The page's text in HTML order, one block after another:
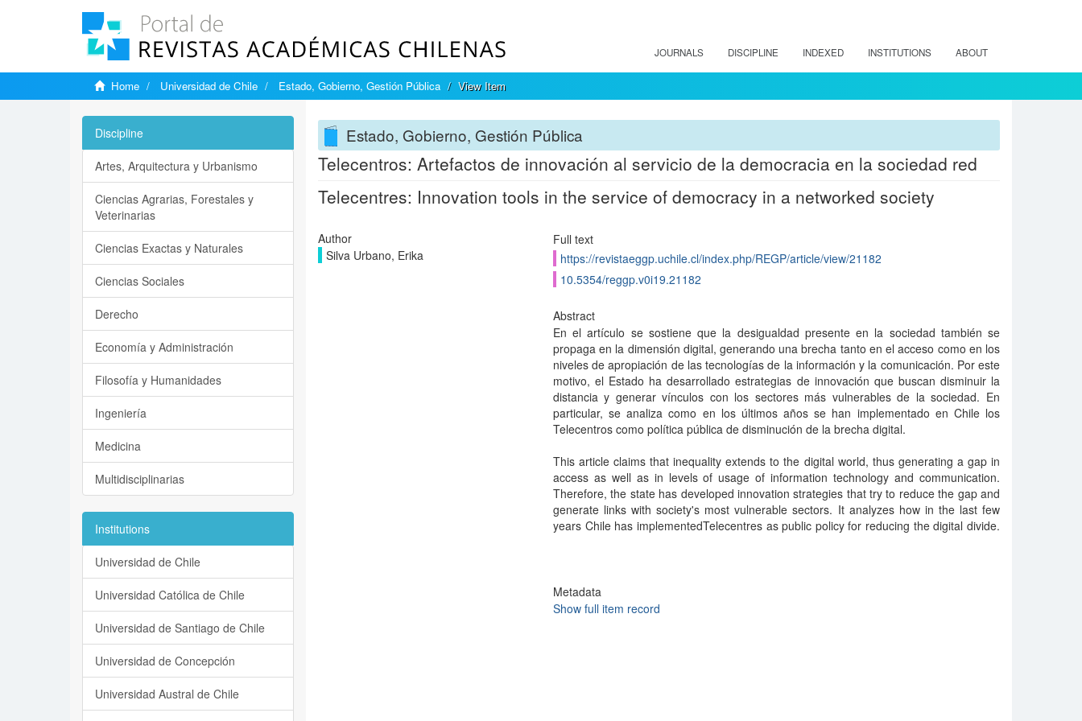
JOURNALS DISCIPLINE INDEXED INSTITUTIONS ABOUT
Home Universidad de Chile Estado, Gobierno, Gestión Pública View Item
Estado, Gobierno, Gestión Pública
Telecentros: Artefactos de innovación al servicio de la democracia en la sociedad red
Telecentres: Innovation tools in the service of democracy in a networked society
Author
Silva Urbano, Erika
Full text
https://revistaeggp.uchile.cl/index.php/REGP/article/view/21182
10.5354/reggp.v0i19.21182
Abstract
En el artículo se sostiene que la desigualdad presente en la sociedad también se
propaga en la dimensión digital, generando una brecha tanto en el acceso como en los
niveles de apropiación de las tecnologías de la información y la comunicación. Por este
motivo, el Estado ha desarrollado estrategias de innovación que buscan disminuir la
distancia y generar vínculos con los sectores más vulnerables de la sociedad. En
particular, se analiza como en los últimos años se han implementado en Chile los
Telecentros como política pública de disminución de la brecha digital.
This article claims that inequality extends to the digital world, thus generating a gap in
access as well as in levels of usage of information technology and communication.
Therefore, the state has developed innovation strategies that try to reduce the gap and
generate links with society's most vulnerable sectors. It analyzes how in the last few
years Chile has implementedTelecentres as public policy for reducing the digital divide.
Metadata
Show full item record
Discipline
Artes, Arquitectura y Urbanismo
Ciencias Agrarias, Forestales y
Veterinarias
Ciencias Exactas y Naturales
Ciencias Sociales
Derecho
Economía y Administración
Filosofía y Humanidades
Ingeniería
Medicina
Multidisciplinarias
Institutions
Universidad de Chile
Universidad Católica de Chile
Universidad de Santiago de Chile
Universidad de Concepción
Universidad Austral de Chile